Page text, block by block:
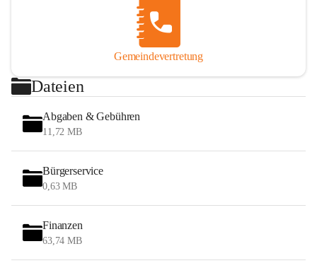
Gemeindevertretung
Dateien
Abgaben & Gebühren
11,72 MB
Bürgerservice
0,63 MB
Finanzen
63,74 MB